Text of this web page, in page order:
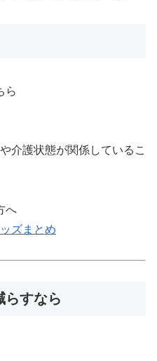
ら
介護状態が関係しているこ
へ
ズまとめ
らすなら